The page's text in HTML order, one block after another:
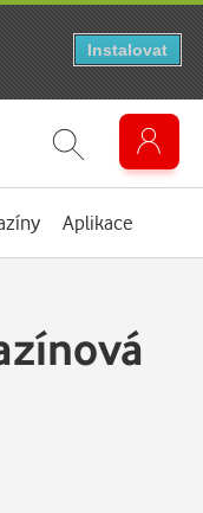
Aplikace
Instalovat